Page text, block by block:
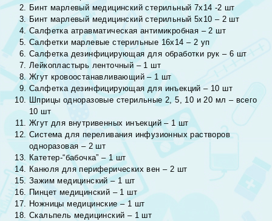
Бинт марлевый медицинский стерильный 7х14 -2 шт
Бинт марлевый медицинский стерильный 5х10 – 2 шт
Салфетка атравматическая антимикробная – 2 шт
Салфетки марлевые стерильные 16х14 – 2 уп
Салфетка дезинфицирующая для обработки рук – 6 шт
Лейкопластырь ленточный – 1 шт
Жгут кровоостанавливающий – 1 шт
Салфетка дезинфицирующая для инъекций – 10 шт
Шприцы одноразовые стерильные 2, 5, 10 и 20 мл – всего
10 шт
Жгут для внутривенных инъекций – 1 шт
Система для переливания инфузионных растворов
одноразовая – 2 шт
Катетер-“бабочка” – 1 шт
Канюля для периферических вен – 2 шт
Зажим медицинский – 1 шт
Пинцет медицинский – 1 шт
Ножницы медицинские – 1 шт
Скальпель медицинский – 1 шт